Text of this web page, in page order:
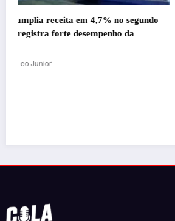
Bruna Louise leva o espetáculo
5 de agosto de 2026 Leo Junior